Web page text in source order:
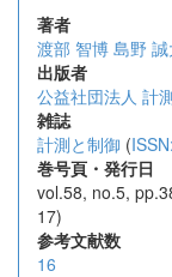
著者
渡部 智博 島野
出版者
公益社団法人 計
雑誌
計測と制御 (
巻号頁・発行日
vol.58, no.5,
17)
参考文献数
16